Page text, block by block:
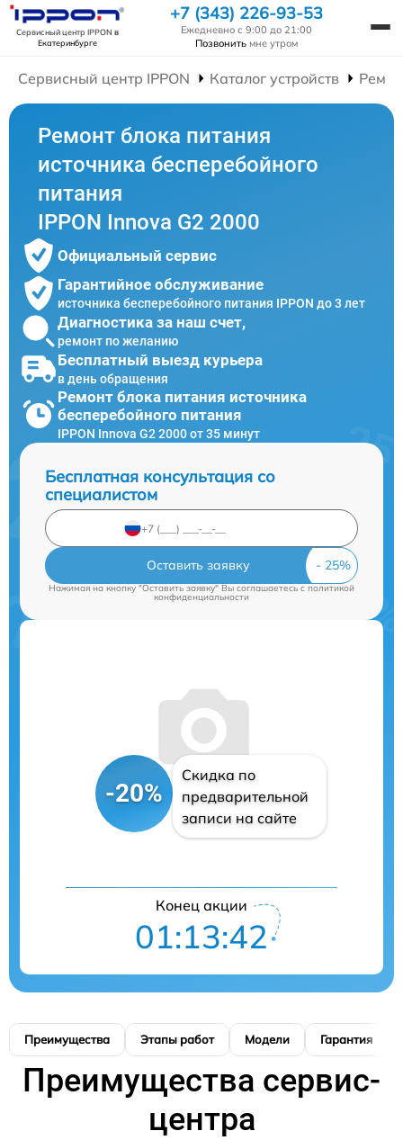
Сервисный центр IPPON в
Екатеринбурге
+7 (343) 226-93-53
Ежедневно с 9:00 до 21:00
Позвонить мне утром
Сервисный центр IPPON Каталог устройств
Ремонт блока питания
источника бесперебойного
питания
IPPON Innova G2 2000
Официальный сервис
Гарантийное обслуживание
источника бесперебойного питания IPPON до 3 лет
Диагностика за наш счет,
ремонт по желанию
Бесплатный выезд курьера
в день обращения
Ремонт блока питания источника
бесперебойного питания
IPPON Innova G2 2000 от 35 минут
Бесплатная консультация со
специалистом
Оставить заявку
Нажимая на кнопку "Оставить заявку" Вы соглашаетесь cполитикой
конфиденциальности
-20%
Скидка по
предварительной
записи на сайте
Конец акции
01:13:41
Преимущества Этапы работ Модели Гарантия
Преимущества сервис-
центра